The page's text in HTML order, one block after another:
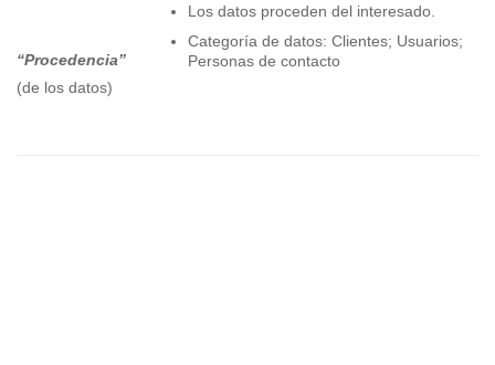
“Procedencia”
(de los datos)
Los datos proceden del interesado.
Categoría de datos: Clientes; Usuarios;
Personas de contacto